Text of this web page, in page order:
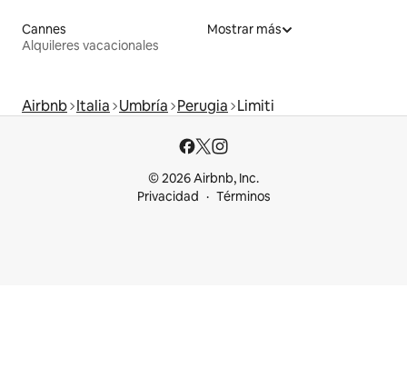
Cannes
Alquileres vacacionales
Mostrar más
Airbnb Italia Umbría Perugia Limiti
© 2026 Airbnb, Inc.
Privacidad
Términos